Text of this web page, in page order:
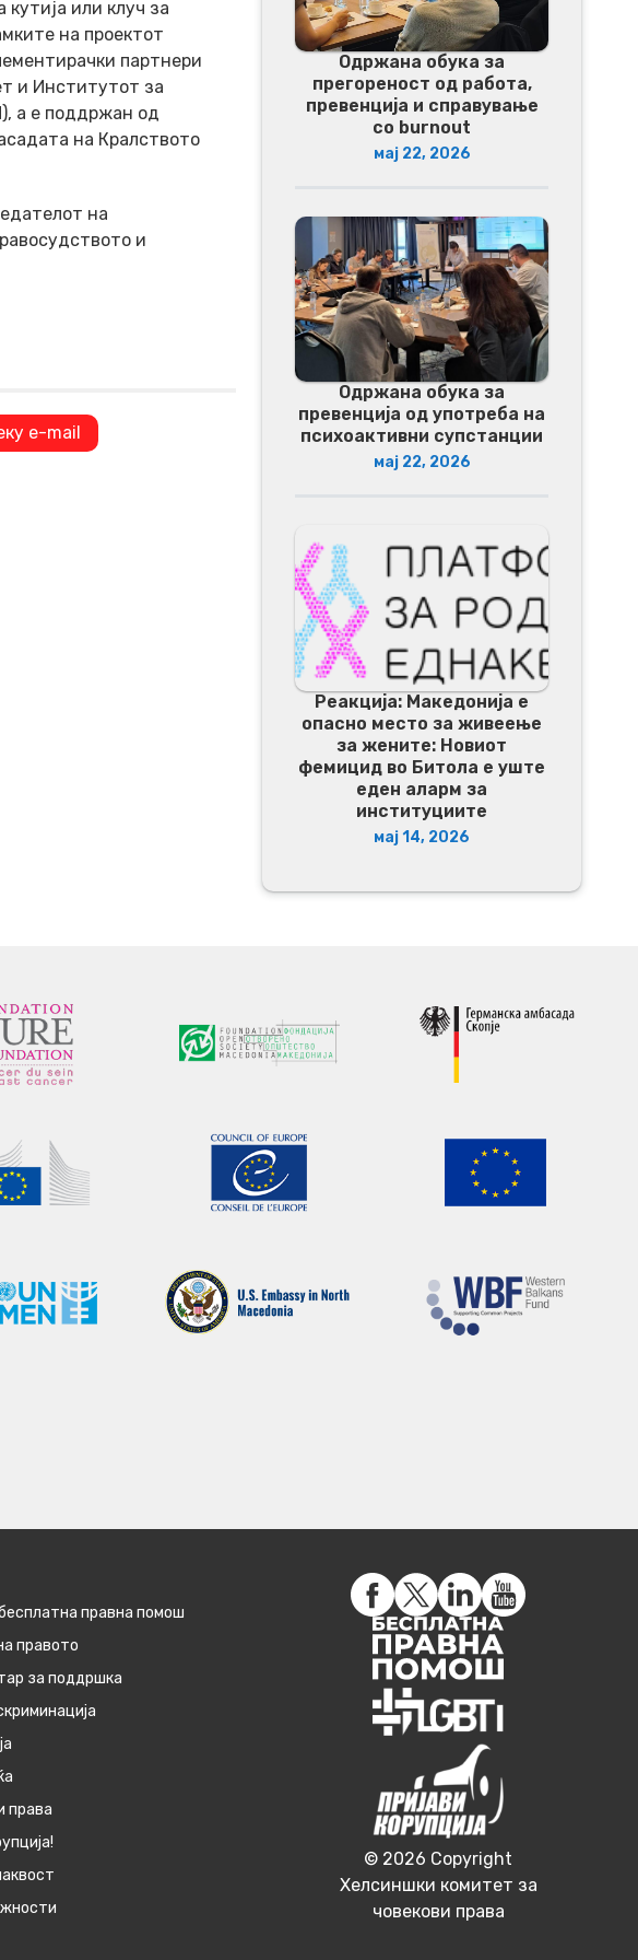
кутија или клуч за
на проектот
партнери
и Институтот за
а е поддржан од
на Кралството
на
и
e-mail
Одржана обука за
прегореност од работа,
превенција и справување
со burnout
мај 22, 2026
Одржана обука за
превенција од употреба на
психоактивни супстанции
мај 22, 2026
Реакција: Македонија е
опасно место за живеење
за жените: Новиот
фемицид во Битола е уште
еден аларм за
институциите
мај 14, 2026
правна помош
правото
за поддршка
права
© 2026 Copyright
Хелсиншки комитет за
човекови права